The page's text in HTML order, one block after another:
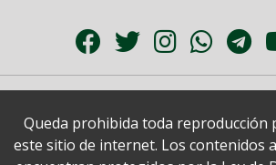
Queda prohibida toda reproducción
este sitio de internet. Los contenidos